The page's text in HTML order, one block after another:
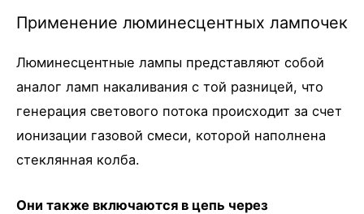
Применение люминесцентных лампочек
Люминесцентные лампы представляют собой
аналог ламп накаливания с той разницей, что
генерация светового потока происходит за счет
ионизации газовой смеси, которой наполнена
стеклянная колба.
Они также включаются в цепь через